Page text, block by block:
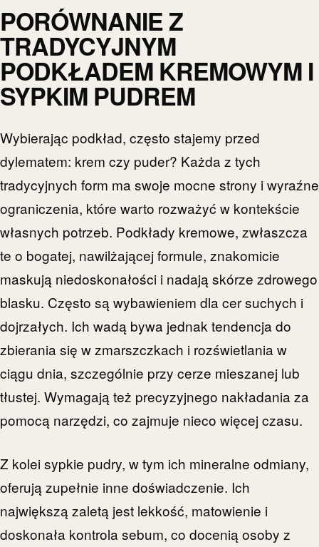
PORÓWNANIE Z
TRADYCYJNYM
PODKŁADEM KREMOWYM I
SYPKIM PUDREM
Wybierając podkład, często stajemy przed
dylematem: krem czy puder? Każda z tych
tradycyjnych form ma swoje mocne strony i wyraźne
ograniczenia, które warto rozważyć w kontekście
własnych potrzeb. Podkłady kremowe, zwłaszcza
te o bogatej, nawilżającej formule, znakomicie
maskują niedoskonałości i nadają skórze zdrowego
blasku. Często są wybawieniem dla cer suchych i
dojrzałych. Ich wadą bywa jednak tendencja do
zbierania się w zmarszczkach i rozświetlania w
ciągu dnia, szczególnie przy cerze mieszanej lub
tłustej. Wymagają też precyzyjnego nakładania za
pomocą narzędzi, co zajmuje nieco więcej czasu.
Z kolei sypkie pudry, w tym ich mineralne odmiany,
oferują zupełnie inne doświadczenie. Ich
największą zaletą jest lekkość, matowienie i
doskonała kontrola sebum, co docenią osoby z